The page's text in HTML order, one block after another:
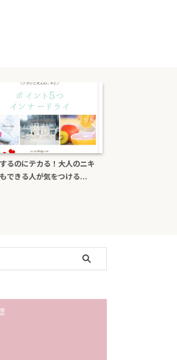
るのにテカる！大人のニキ
できる人が気をつける...